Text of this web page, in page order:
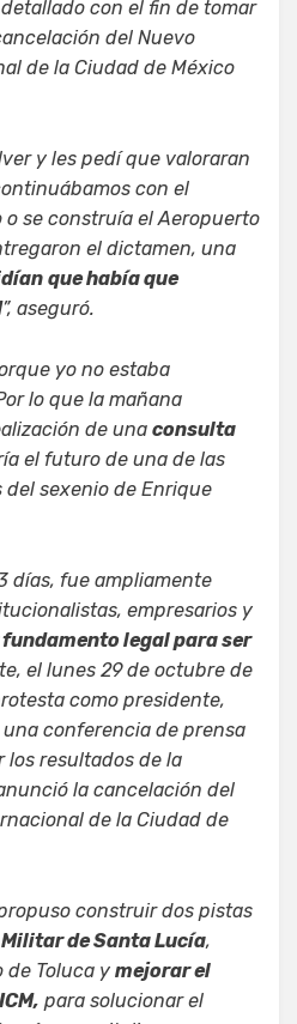
con el fin de tomar
del Nuevo
de la Ciudad de México
y les pedí que valoraran
con el
se construía el Aeropuerto
el dictamen, una
que había que
”, aseguró.
yo no estaba
lo que la mañana
de una consulta
el futuro de una de las
sexenio de Enrique
días, fue ampliamente
empresarios y
legal para ser
el lunes 29 de octubre de
como presidente,
conferencia de prensa
los resultados de la
la cancelación del
de la Ciudad de
construir dos pistas
de Santa Lucía,
Toluca y mejorar el
para solucionar el